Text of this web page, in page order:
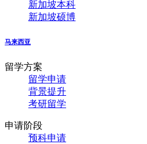
新加坡本科
新加坡硕博
马来西亚
留学方案
留学申请
背景提升
考研留学
申请阶段
预科申请